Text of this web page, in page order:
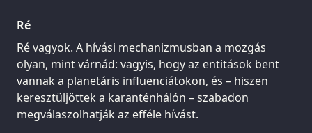
Ré
Ré vagyok. A hívási mechanizmusban a mozgás
olyan, mint várnád: vagyis, hogy az entitások bent
vannak a planetáris influenciátokon, és – hiszen
keresztüljöttek a karanténhálón – szabadon
megválaszolhatják az efféle hívást.